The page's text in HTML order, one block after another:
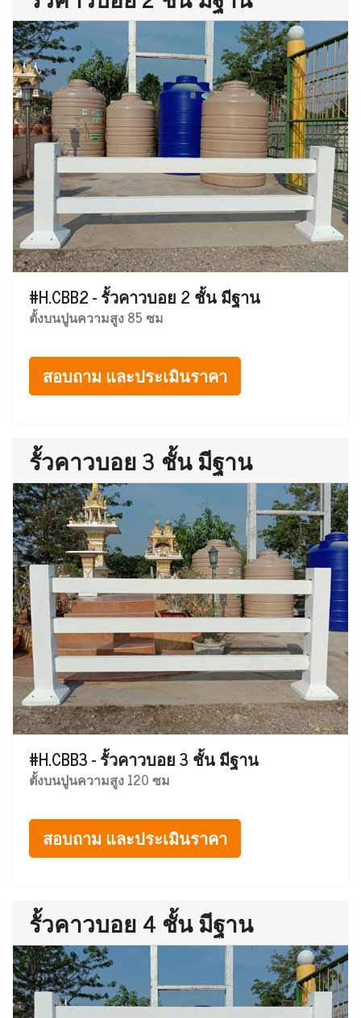
#H.CBB2 - รั้วคาวบอย 2 ชั้น มีฐาน
ตั้งบนปูนความสูง 85 ซม
สอบถาม และประเมินราคา
รั้วคาวบอย 3 ชั้น มีฐาน
#H.CBB3 - รั้วคาวบอย 3 ชั้น มีฐาน
ตั้งบนปูนความสูง 120 ซม
สอบถาม และประเมินราคา
รั้วคาวบอย 4 ชั้น มีฐาน